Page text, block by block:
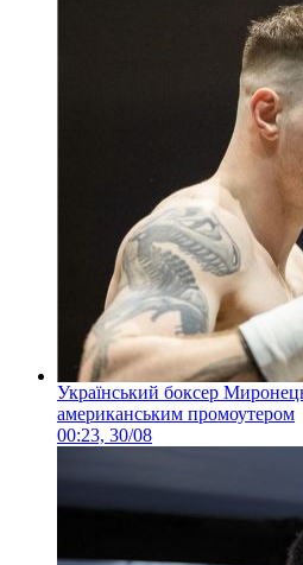
Український боксер
американським промоутером
00:23, 30/08